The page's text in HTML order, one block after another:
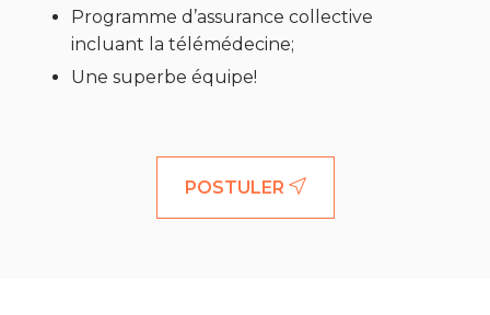
Programme d’assurance collective
incluant la télémédecine;
Une superbe équipe!
POSTULER